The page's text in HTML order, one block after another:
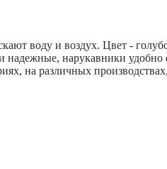
воду и воздух. Цвет -
нарукавники
на различных